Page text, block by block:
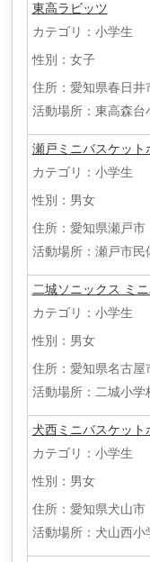
東高ラビッツ
カテゴリ：小学生
性別：女子
住所：愛知県春日井
活動場所：東高森台
瀬戸ミニバスケット
カテゴリ：小学生
性別：男女
住所：愛知県瀬戸市
活動場所：瀬戸市民
二城ソニックス ミ
カテゴリ：小学生
性別：男女
住所：愛知県名古屋
活動場所：二城小学
犬西ミニバスケット
カテゴリ：小学生
性別：男女
住所：愛知県犬山市
活動場所：犬山西小